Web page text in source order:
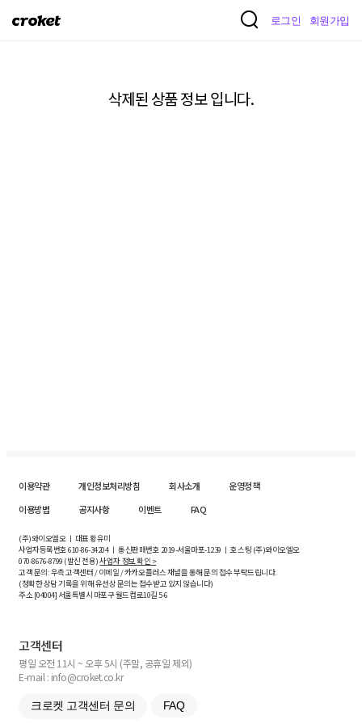
크
로그인 회원가입
삭제된 상품 정보 입니다.
이용약관 개인정보처리방침 회사소개
운영정책
이용방법
공지사항 이벤트 FAQ
(주)와이오엘오 ㅣ 대표 황유미
사업자등록번호610-86-34204ㅣ 통신판매번호 2019-서울마포-1239 ㅣ 호스팅 (주)와이오엘오
070-8676-8799 (발신 전용)사업자 정보 확인 >
고객 문의: 우측 고객센터 / 이메일 / 카카오플러스 채널을 통해 문의 접수 부탁드립니다.
(정확한 상담 기록을 위해 유선상 문의는 접수받고 있지 않습니다)
주소 [04004] 서울특별시 마포구 월드컵로10길5-6
고객센터
평일 오전 11시 ~ 오후 5시 (주말, 공휴일 제외)
E-mail : info@croket.co.kr
크로켓 고객센터 문의 FAQ